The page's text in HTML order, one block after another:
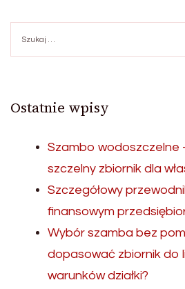
Ostatnie wpisy
Szambo wodoszczelne
szczelny zbiornik dla
Szczegółowy
finansowym
Wybór szamba bez
dopasować zbiornik do
warunków działki?